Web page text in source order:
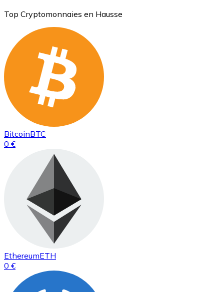
Top Cryptomonnaies en Hausse
BitcoinBTC
0 €
EthereumETH
0 €